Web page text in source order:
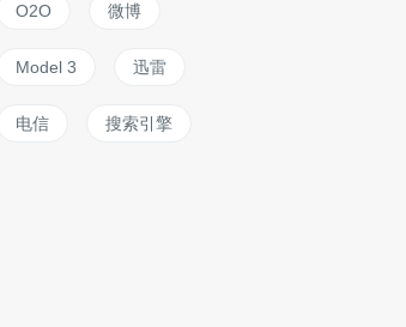
O2O 微博
Model 3 迅雷
电信 搜索引擎